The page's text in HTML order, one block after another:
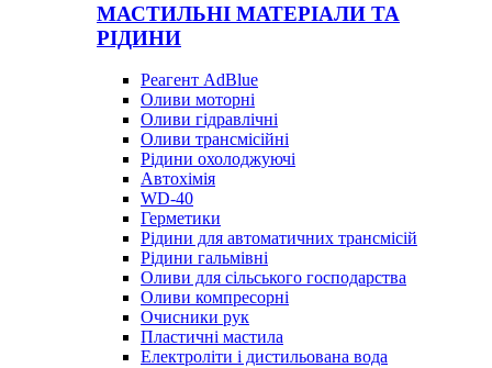
МАСТИЛЬНІ МАТЕРІАЛИ ТА
РІДИНИ
Реагент AdBlue
Оливи моторні
Оливи гідравлічні
Оливи трансмісійні
Рідини охолоджуючі
Автохімія
WD-40
Герметики
Рідини для автоматичних трансмісій
Рідини гальмівні
Оливи для сільського господарства
Оливи компресорні
Очисники рук
Пластичні мастила
Електроліти і дистильована вода